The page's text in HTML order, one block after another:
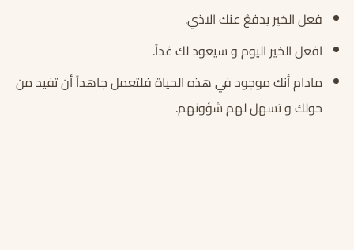
فعل الخير يدفعُ عنك الاذي.
افعل الخير اليوم و سيعود لك غداً.
مادام أنك موجود في هذه الحياة فلتعمل جاهداً أن تفيد من
حولك و تسهل لهم شؤونهم.